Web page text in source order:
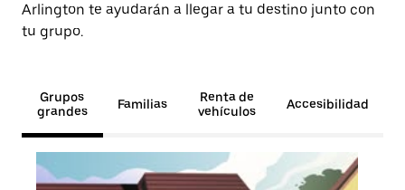
Arlington te ayudarán a llegar a tu destino junto con
tu grupo.
Grupos
grandes
Familias
Renta de
vehículos
Accesibilidad